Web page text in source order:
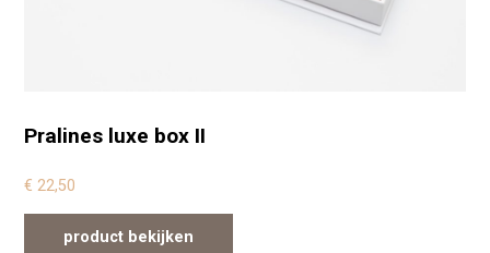
Pralines luxe box II
€ 22,50
product bekijken